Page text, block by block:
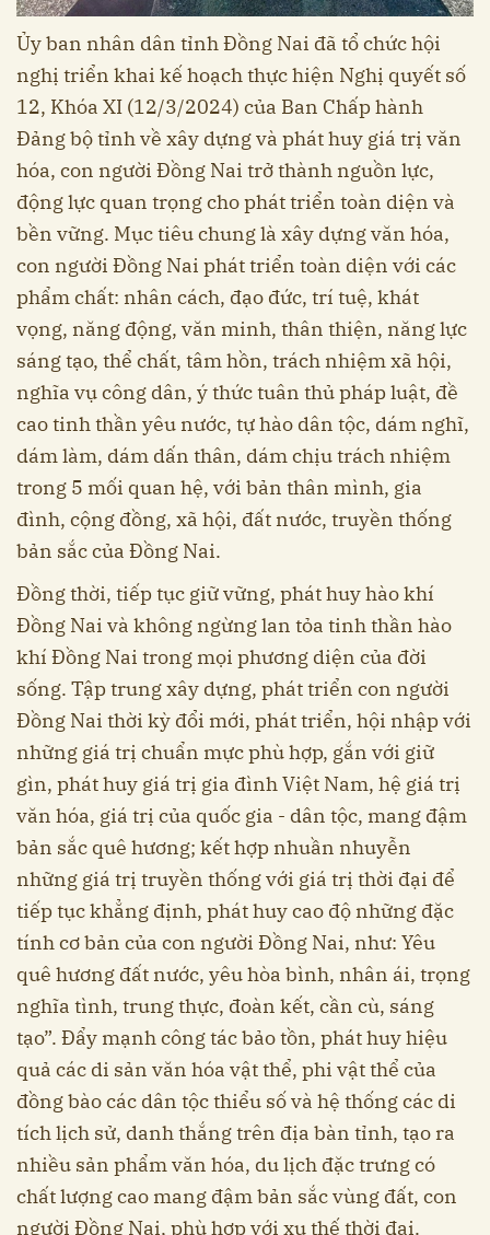
Ủy ban nhân dân tỉnh Đồng Nai đã tổ chức hội
nghị triển khai kế hoạch thực hiện Nghị quyết số
12, Khóa XI (12/3/2024) của Ban Chấp hành
Đảng bộ tỉnh về xây dựng và phát huy giá trị văn
hóa, con người Đồng Nai trở thành nguồn lực,
động lực quan trọng cho phát triển toàn diện và
bền vững. Mục tiêu chung là xây dựng văn hóa,
con người Đồng Nai phát triển toàn diện với các
phẩm chất: nhân cách, đạo đức, trí tuệ, khát
vọng, năng động, văn minh, thân thiện, năng lực
sáng tạo, thể chất, tâm hồn, trách nhiệm xã hội,
nghĩa vụ công dân, ý thức tuân thủ pháp luật, đề
cao tinh thần yêu nước, tự hào dân tộc, dám nghĩ,
dám làm, dám dấn thân, dám chịu trách nhiệm
trong 5 mối quan hệ, với bản thân mình, gia
đình, cộng đồng, xã hội, đất nước, truyền thống
bản sắc của Đồng Nai.
Đồng thời, tiếp tục giữ vững, phát huy hào khí
Đồng Nai và không ngừng lan tỏa tinh thần hào
khí Đồng Nai trong mọi phương diện của đời
sống. Tập trung xây dựng, phát triển con người
Đồng Nai thời kỳ đổi mới, phát triển, hội nhập với
những giá trị chuẩn mực phù hợp, gắn với giữ
gìn, phát huy giá trị gia đình Việt Nam, hệ giá trị
văn hóa, giá trị của quốc gia - dân tộc, mang đậm
bản sắc quê hương; kết hợp nhuần nhuyễn
những giá trị truyền thống với giá trị thời đại để
tiếp tục khẳng định, phát huy cao độ những đặc
tính cơ bản của con người Đồng Nai, như: Yêu
quê hương đất nước, yêu hòa bình, nhân ái, trọng
nghĩa tình, trung thực, đoàn kết, cần cù, sáng
tạo”. Đẩy mạnh công tác bảo tồn, phát huy hiệu
quả các di sản văn hóa vật thể, phi vật thể của
đồng bào các dân tộc thiểu số và hệ thống các di
tích lịch sử, danh thắng trên địa bàn tỉnh, tạo ra
nhiều sản phẩm văn hóa, du lịch đặc trưng có
chất lượng cao mang đậm bản sắc vùng đất, con
người Đồng Nai, phù hợp với xu thế thời đại.